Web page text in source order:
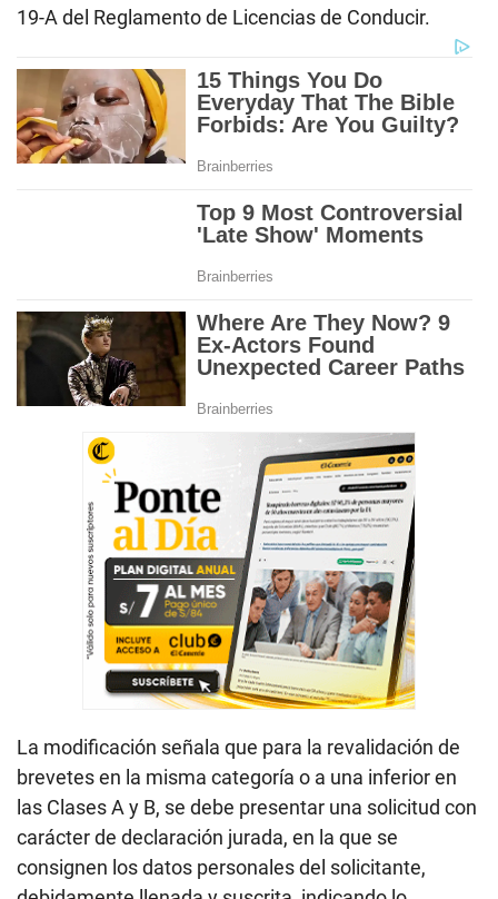
19-A del Reglamento de Licencias de Conducir.
La modificación señala que para la revalidación de
brevetes en la misma categoría o a una inferior en
las Clases A y B, se debe presentar una solicitud con
carácter de declaración jurada, en la que se
consignen los datos personales del solicitante,